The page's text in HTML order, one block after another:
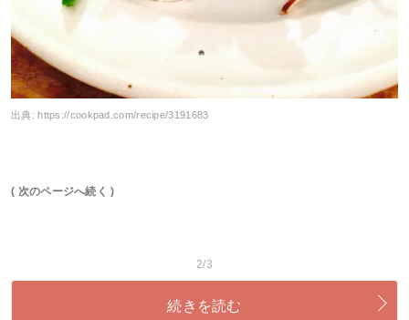
出典: https://cookpad.com/recipe/3191683
( 次のページへ続く )
2/3
続きを読む